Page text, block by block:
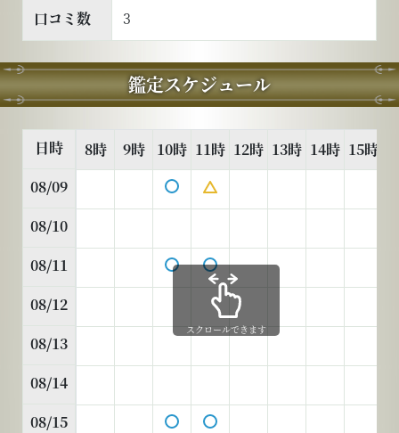
口コミ数 3
鑑定スケジュール
日時
08/09
08/10
08/11
08/12
08/13
08/14
08/15
8時 9時 10時 11時 12時 13時 14時 15時
スクロールできます